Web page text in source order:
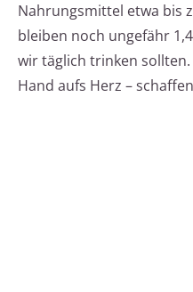
Nahrungsmittel etwa bis
bleiben noch ungefähr
wir täglich trinken
Hand aufs Herz –